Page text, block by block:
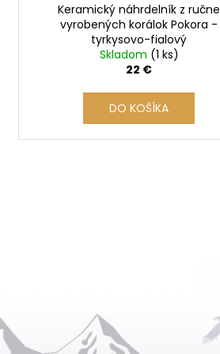
Keramický náhrdelník z ručne
vyrobených korálok Pokora -
tyrkysovo-fialový
Skladom (1 ks)
22 €
DO KOŠÍKA